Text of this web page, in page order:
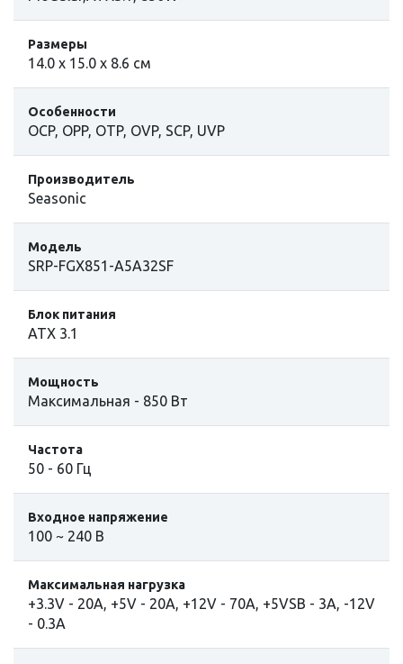
Размеры
14.0 х 15.0 х 8.6 см
Особенности
OCP, OPP, OTP, OVP, SCP, UVP
Производитель
Seasonic
Модель
SRP-FGX851-A5A32SF
Блок питания
ATX 3.1
Мощность
Максимальная - 850 Вт
Частота
50 - 60 Гц
Входное напряжение
100 ~ 240 В
Максимальная нагрузка
+3.3V - 20A, +5V - 20A, +12V - 70A, +5VSB - 3A, -12V
- 0.3A